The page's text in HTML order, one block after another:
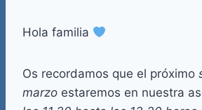
Hola familia
Os recordamos que el próximo
marzo estaremos en nuestra